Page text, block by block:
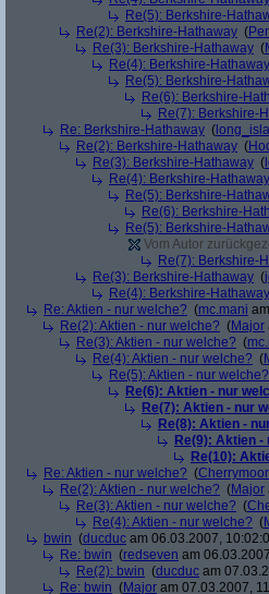
Re(5): Berkshire-
Re(2): Berkshire-Hathaway (
Re(3): Berkshire-Hathaway (
Re(4): Berkshire-Hathaway
Re(5): Berkshire-
Re(6): Berkshire-
Re(7): Berkshire-
Re: Berkshire-Hathaway (
Re(2): Berkshire-Hathaway (
Re(3): Berkshire-Hathaway (
Re(4): Berkshire-Hathaway
Re(5): Berkshire-
Re(6): Berkshire-
Re(5): Berkshire-
Vom Autor
Re(7): Berkshire-
Re(3): Berkshire-Hathaway (
Re(4): Berkshire-Hathaway
Re: Aktien - nur welche? (mc.mani
Re(2): Aktien - nur welche? (Major
Re(3): Aktien - nur welche? (
Re(4): Aktien - nur welche? (
Re(5): Aktien - nur welche?
Re(6): Aktien - nur
Re(7): Aktien - nur
Re(8): Aktien -
Re(9): Aktien -
Re(10):
Re: Aktien - nur welche? (
Re(2): Aktien - nur welche? (Major
Re(3): Aktien - nur welche? (
Re(4): Aktien - nur welche? (
bwin (ducduc am 06.03.2007,
Re: bwin (redseven am
Re(2): bwin (ducduc am
Re: bwin (Major am 07.03.2007,